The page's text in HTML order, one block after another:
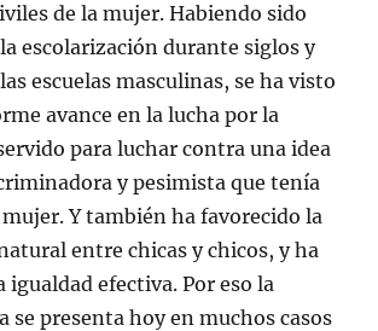
de la mujer. Habiendo sido
escolarización durante siglos y
escuelas masculinas, se ha visto
avance en la lucha por la
para luchar contra una idea
y pesimista que tenía
mujer. Y también ha favorecido la
entre chicas y chicos, y ha
igualdad efectiva. Por eso la
se presenta hoy en muchos casos